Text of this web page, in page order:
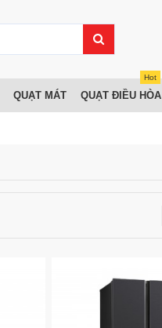
QUẠT MÁT QUẠT ĐIỀU HÒA
Hot